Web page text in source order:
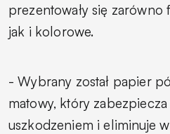
prezentowały się zarówno
jak i kolorowe.
-Wybrany został papier
matowy, który
uszkodzeniem i eliminuje